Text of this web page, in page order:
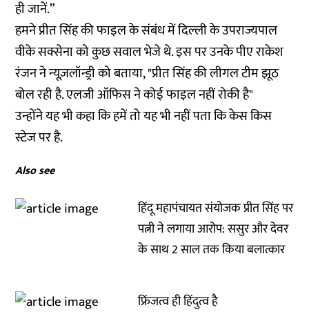
ही जानें.”
हमने प्रीत सिंह की फाइल के संबंध में दिल्ली के उपराज्यपाल
वीके सक्सेना को कुछ सवाल भेजे थे. इस पर उनके पीए राकेश
रंजन ने न्यूज़लॉन्ड्री को बताया, "प्रीत सिंह की लीगल टीम झूठ
बोल रही है. एलजी ऑफिस ने कोई फाइल नहीं रोकी है"
उन्होंने यह भी कहा कि हमें तो यह भी नहीं पता कि केस किस
स्टेज पर है.
Also see
हिंदू महापंचायत संयोजक प्रीत सिंह पर
पत्नी ने लगाया आरोप: ससुर और देवर
के साथ 2 साल तक किया बलात्कार
फ्रिंजत्व ही हिंदुत्व है